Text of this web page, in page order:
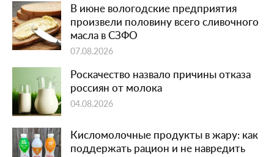
В июне вологодские предприятия
произвели половину всего сливочного
масла в СЗФО
07.08.2026
Роскачество назвало причины отказа
россиян от молока
04.08.2026
Кисломолочные продукты в жару: как
поддержать рацион и не навредить